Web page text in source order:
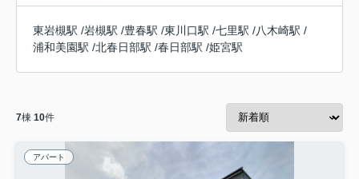
東岩槻駅 /岩槻駅 /豊春駅 /東川口駅 /七里駅 /八木崎駅 /
浦和美園駅 /北春日部駅 /春日部駅 /姫宮駅
7棟 10件
アパート